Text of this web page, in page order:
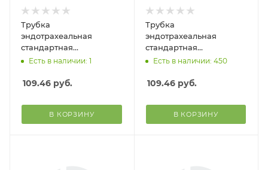
Трубка
эндотрахеальная
стандартная
одноразового исп. с
Healthcare)
Есть в наличии: 1
109.46 руб.
В КОРЗИНУ
Трубка
эндотрахеальная
стандартная
одноразового исп. с
Healthcare)
Есть в наличии: 450
109.46руб.
В КОРЗИНУ